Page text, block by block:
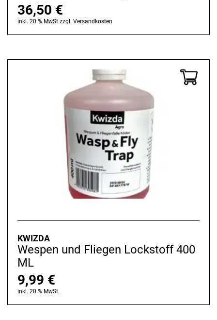
36,50 €
inkl. 20 % MwSt.zzgl. Versandkosten
KWIZDA
Wespen und Fliegen Lockstoff 400
ML
9,99 €
inkl. 20 % MwSt.